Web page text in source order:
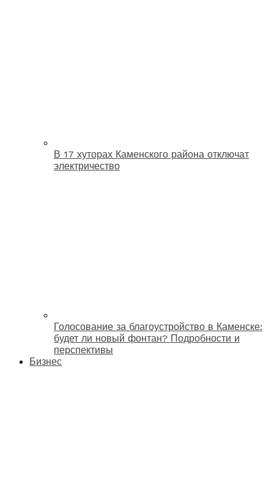
В 17 хуторах Каменского района отключат
электричество
Голосование за благоустройство в Каменске:
будет ли новый фонтан? Подробности и
перспективы
Бизнес